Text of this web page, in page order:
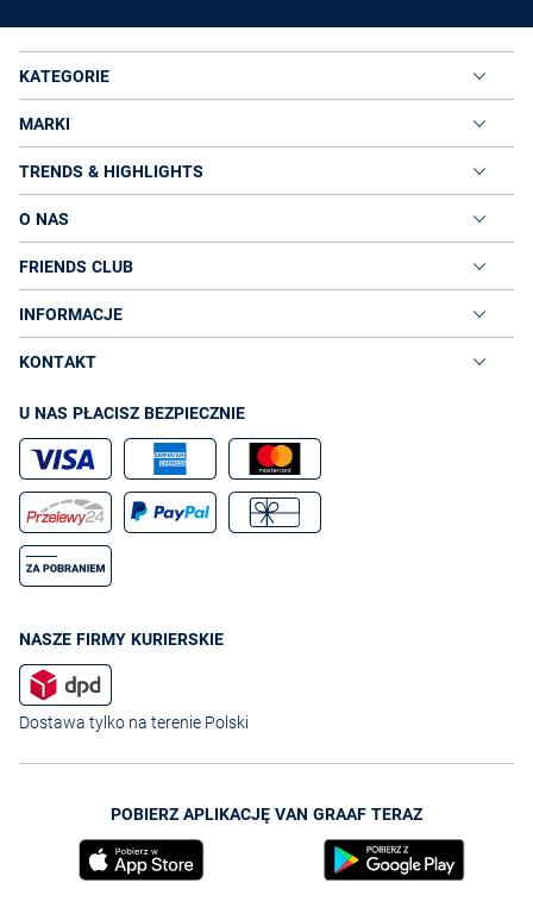
KATEGORIE
MARKI
TRENDS & HIGHLIGHTS
O NAS
FRIENDS CLUB
INFORMACJE
KONTAKT
U NAS PŁACISZ BEZPIECZNIE
NASZE FIRMY KURIERSKIE
Dostawa tylko na terenie Polski
POBIERZ APLIKACJĘ VAN GRAAF TERAZ